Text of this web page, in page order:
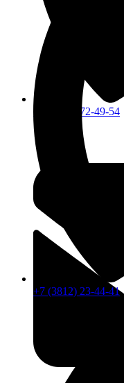
+7 (913) 672-49-54
+7 (3812) 23-44-41